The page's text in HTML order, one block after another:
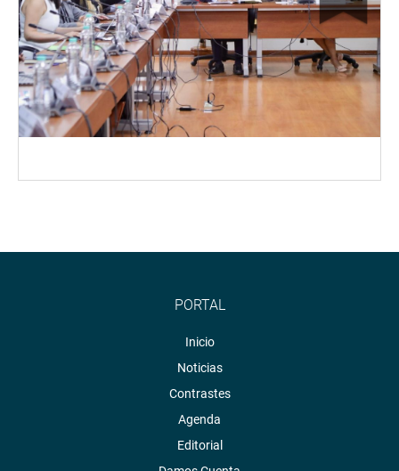
PORTAL
Inicio
Noticias
Contrastes
Agenda
Editorial